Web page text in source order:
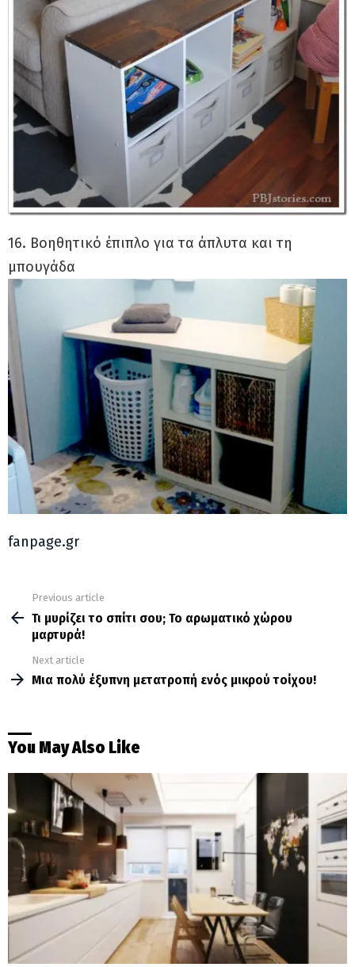
16. Βοηθητικό έπιπλο για τα άπλυτα και τη
μπουγάδα
fanpage.gr
more
Previous article
Τι μυρίζει το σπίτι σου; Το αρωματικό χώρου
μαρτυρά!
Next article
Μια πολύ έξυπνη μετατροπή ενός μικρού τοίχου!
You May Also Like